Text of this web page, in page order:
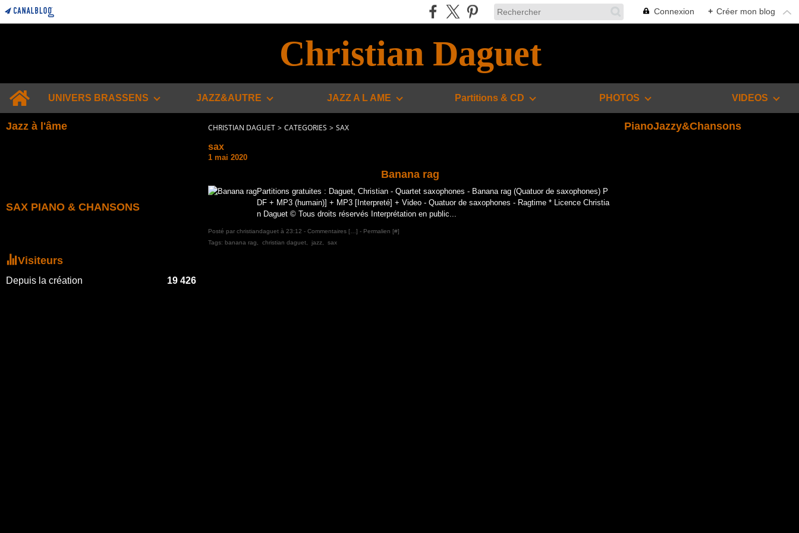
Connexion + Créer mon blog
Christian Daguet
UNIVERS BRASSENS
JAZZ&AUTRE JAZZ A L AME Partitions & CD PHOTOS VIDEOS
Jazz à l'âme
SAX PIANO & CHANSONS
Visiteurs
Depuis la création 19 426
CHRISTIAN DAGUET > CATEGORIES > SAX
sax
1 mai 2020
Banana rag
Partitions gratuites : Daguet, Christian - Quartet saxophones - Banana rag (Quatuor de saxophones) P
DF + MP3 (humain)] + MP3 [Interpreté] + Video - Quatuor de saxophones - Ragtime * Licence Christia
n Daguet © Tous droits réservés Interprétation en public...
Posté par christiandaguet à 23:12 - Commentaires [ ] - Permalien [#]
Tags: banana rag christian daguet jazz sax
PianoJazzy&Chansons